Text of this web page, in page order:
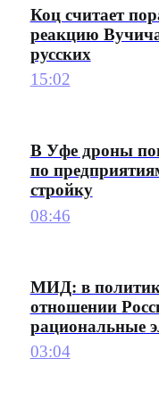
Коц считает
реакцию
русских
15:02
В Уфе дроны
по
стройку
08:46
МИД: в
отношении
рациональные
03:04